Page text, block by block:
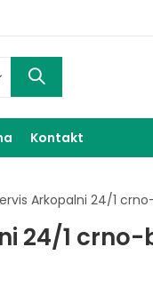
Kontakt
Arkopalni 24/1
24/1 crno-